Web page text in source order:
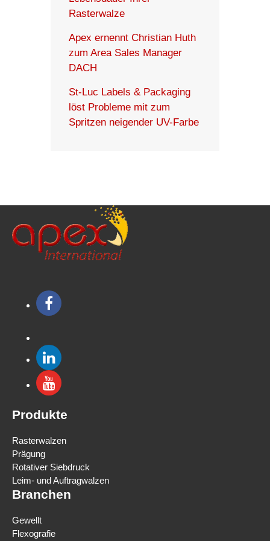
Rasterwalze
Apex ernennt Christian Huth
zum Area Sales Manager
DACH
St-Luc Labels & Packaging
löst Probleme mit zum
Spritzen neigender UV-Farbe
Produkte
Rasterwalzen
Prägung
Rotativer Siebdruck
Leim- und Auftragwalzen
Branchen
Gewellt
Flexografie